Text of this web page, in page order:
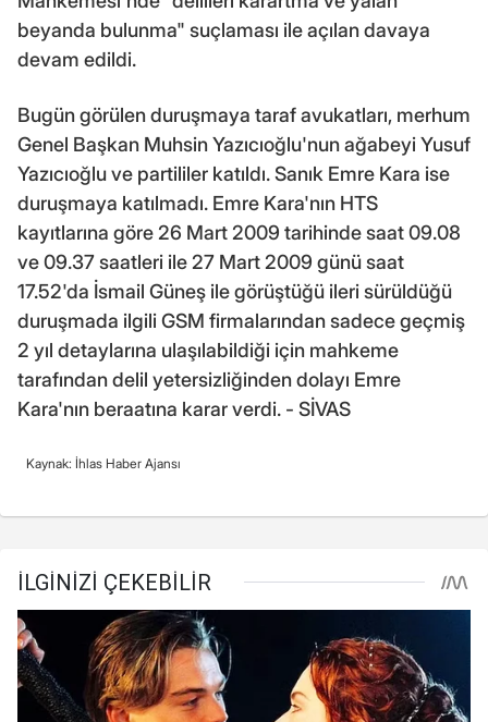
beyanda bulunma" suçlaması ile açılan davaya
devam edildi.
Bugün görülen duruşmaya taraf avukatları, merhum
Genel Başkan Muhsin Yazıcıoğlu'nun ağabeyi Yusuf
Yazıcıoğlu ve partililer katıldı. Sanık Emre Kara ise
duruşmaya katılmadı. Emre Kara'nın HTS
kayıtlarına göre 26 Mart 2009 tarihinde saat 09.08
ve 09.37 saatleri ile 27 Mart 2009 günü saat
17.52'da İsmail Güneş ile görüştüğü ileri sürüldüğü
duruşmada ilgili GSM firmalarından sadece geçmiş
2 yıl detaylarına ulaşılabildiği için mahkeme
tarafından delil yetersizliğinden dolayı Emre
Kara'nın beraatına karar verdi. - SİVAS
Kaynak: İhlas Haber Ajansı